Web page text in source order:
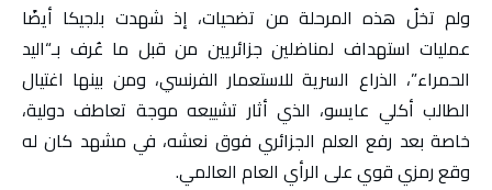
ولم تخلُ هذه المرحلة من تضحيات، إذ شهدت بلجيكا أيضًا
عمليات استهداف لمناضلين جزائريين من قبل ما عُرف بـ“اليد
الحمراء”، الذراع السرية للاستعمار الفرنسي، ومن بينها اغتيال
الطالب أكلي عايسو، الذي أثار تشييعه موجة تعاطف دولية،
خاصة بعد رفع العلم الجزائري فوق نعشه، في مشهد كان له
وقع رمزي قوي على الرأي العام العالمي.